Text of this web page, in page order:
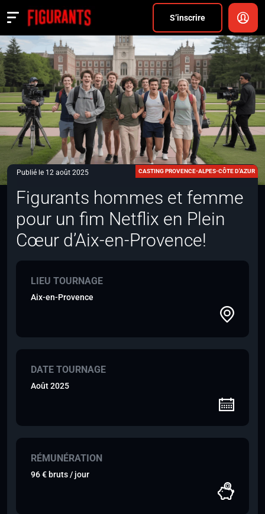
S’inscrire
Actualités
ANNONCER
FAQ
S’inscrire
CONNEXION
Publié le 12 août 2025 CASTING PROVENCE-ALPES-CÔTE D'AZUR
Figurants hommes et femme
pour un fim Netflix en Plein
Cœur d’Aix-en-Provence!
LIEU TOURNAGE
Aix-en-Provence
DATE TOURNAGE
Août 2025
RÉMUNÉRATION
96 € bruts / jour